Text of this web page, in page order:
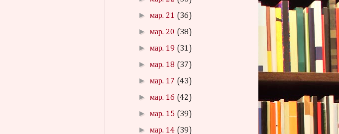
►мар. 21 (36)
►мар. 20 (38)
►мар. 19 (31)
►мар. 18 (37)
►мар. 17 (43)
►мар. 16 (42)
►мар. 15 (39)
►мар. 14 (39)